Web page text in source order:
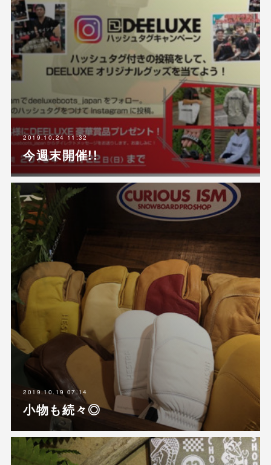
2019.10.24 11:32
今週末開催!!
2019.10.19 07:14
小物も続々◎